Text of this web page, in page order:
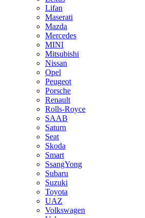
Lifan
Maserati
Mazda
Mercedes
MINI
Mitsubishi
Nissan
Opel
Peugeot
Porsche
Renault
Rolls-Royce
SAAB
Saturn
Seat
Skoda
Smart
SsangYong
Subaru
Suzuki
Toyota
UAZ
Volkswagen